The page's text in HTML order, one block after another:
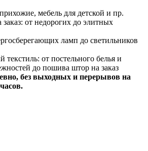
мебель для детской и пр.
заказ: от недорогих до элитных
ламп до светильников
текстиль: от постельного белья и
до пошива штор на заказ
без выходных и перерывов на